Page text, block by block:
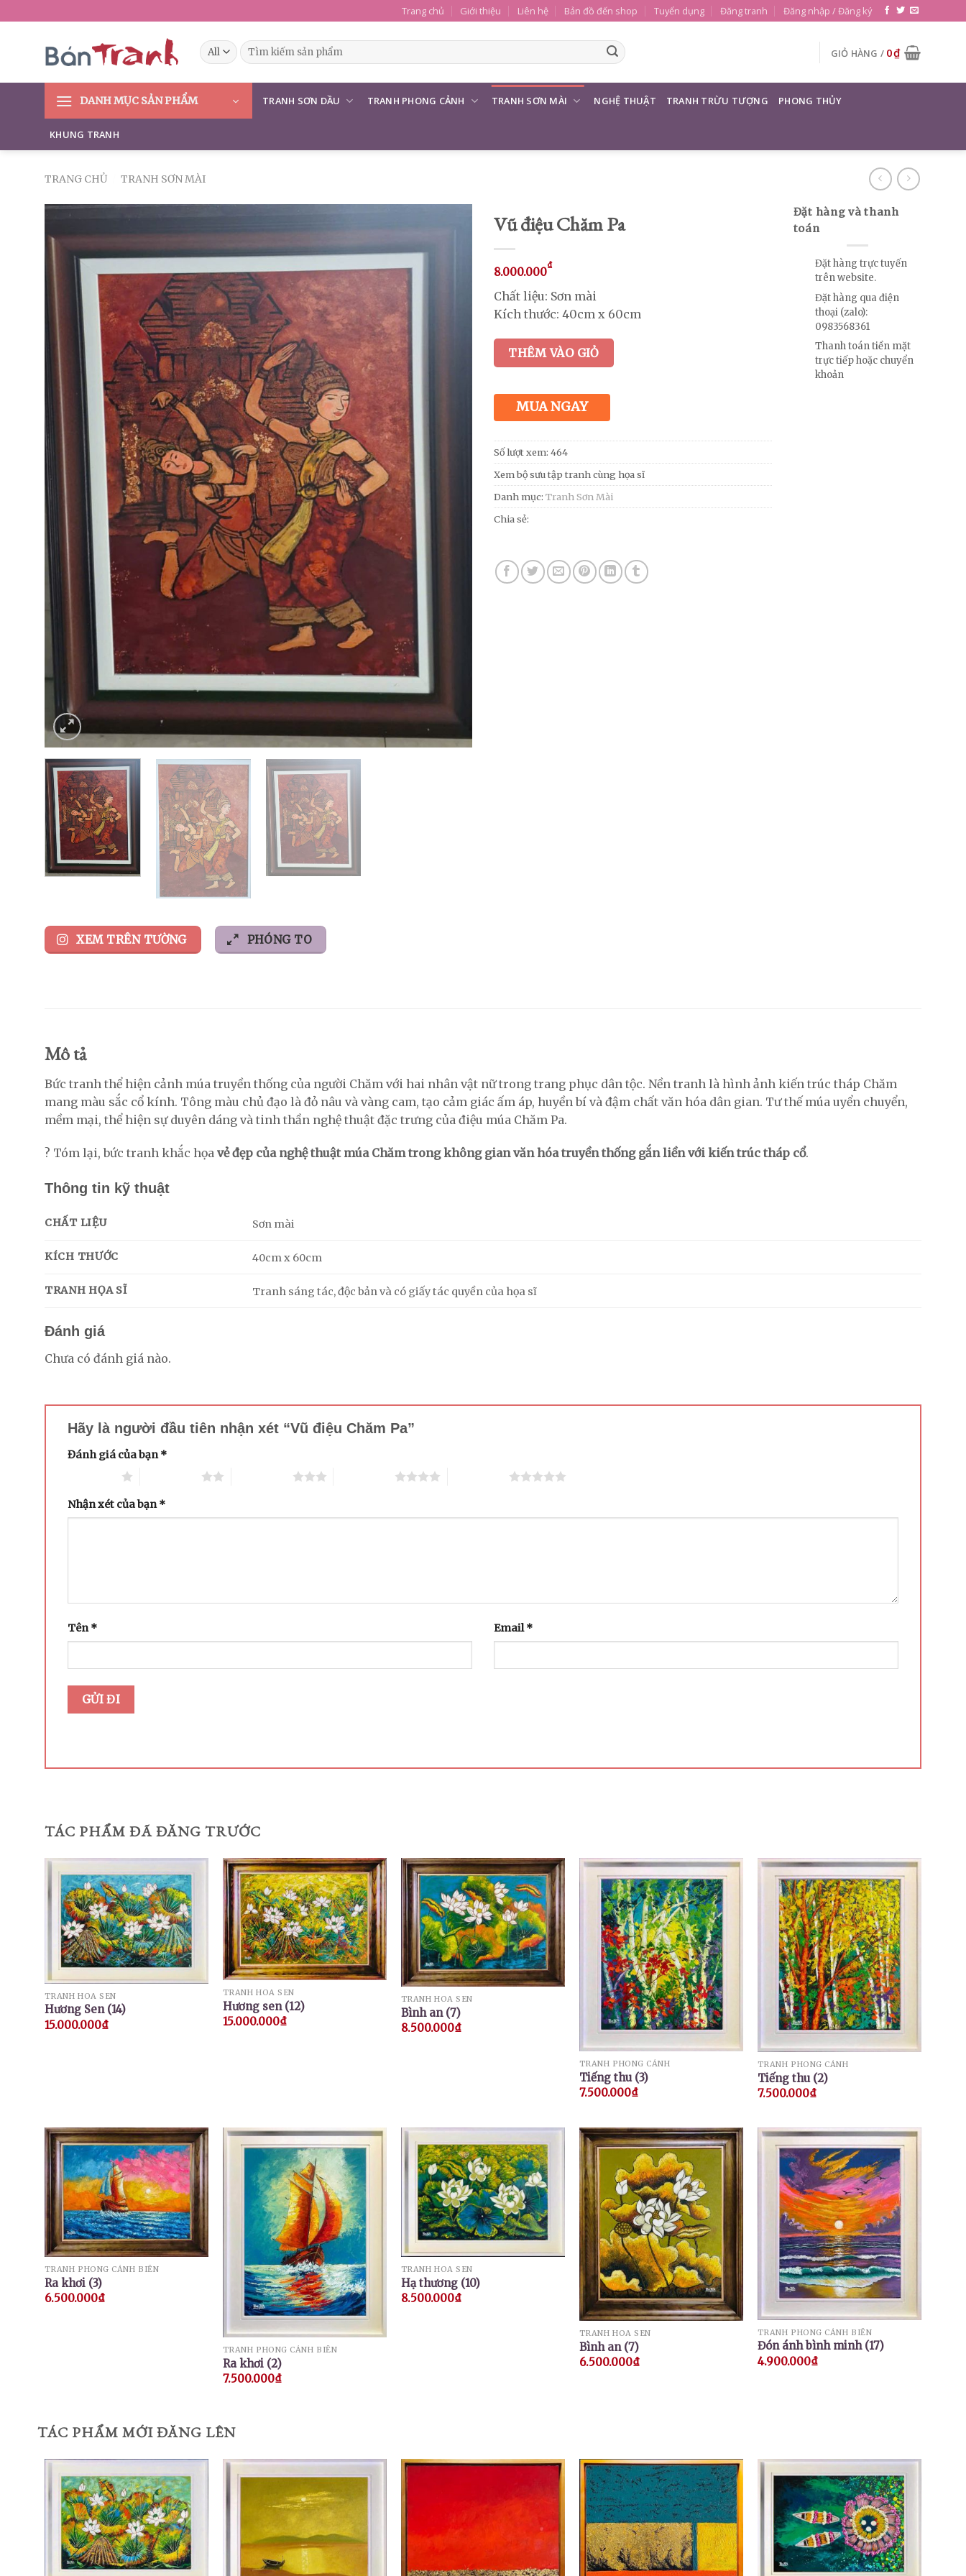
to
Trang chủ Giới thiệu Liên hệ Bản đồ đến shop Tuyển dụng Đăng tranh Đăng nhập / Đăng ký
Tìm
kiếm:
GIỎ HÀNG / 0₫
DANH MỤC SẢN PHẨM TRANH SƠN DẦU TRANH PHONG CẢNH TRANH SƠN MÀI NGHỆ THUẬT TRANH TRỪU TƯỢNG PHONG THỦY
KHUNG TRANH
TRANG CHỦ TRANH SƠN MÀI
XEM TRÊN TƯỜNG PHÓNG TO
Vũ điệu Chăm Pa
8.000.000₫
Chất liệu: Sơn mài
Kích thước: 40cm x 60cm
THÊM VÀO GIỎ
MUA NGAY
Số lượt xem: 464
Xem bộ sưu tập tranh cùng họa sĩ
Danh mục: Tranh Sơn Mài
Chia sẻ:
Đặt hàng và thanh
toán
Đặt hàng trực tuyến
trên website.
Đặt hàng qua điện
thoại (zalo):
0983568361
Thanh toán tiền mặt
trực tiếp hoặc chuyển
khoản
Mô tả
Bức tranh thể hiện cảnh múa truyền thống của người Chăm với hai nhân vật nữ trong trang phục dân tộc. Nền tranh là hình ảnh kiến trúc tháp Chăm
mang màu sắc cổ kính. Tông màu chủ đạo là đỏ nâu và vàng cam, tạo cảm giác ấm áp, huyền bí và đậm chất văn hóa dân gian. Tư thế múa uyển chuyển,
mềm mại, thể hiện sự duyên dáng và tinh thần nghệ thuật đặc trưng của điệu múa Chăm Pa.
? Tóm lại, bức tranh khắc họa vẻ đẹp của nghệ thuật múa Chăm trong không gian văn hóa truyền thống gắn liền với kiến trúc tháp cổ.
Thông tin kỹ thuật
CHẤT LIỆU Sơn mài
KÍCH THƯỚC 40cm x 60cm
TRANH HỌA SĨ Tranh sáng tác, độc bản và có giấy tác quyền của họa sĩ
Đánh giá
Chưa có đánh giá nào.
Hãy là người đầu tiên nhận xét “Vũ điệu Chăm Pa”
Đánh giá của bạn*
Nhận xét của bạn*
Tên* Email*
TÁC PHẨM ĐÃ ĐĂNG TRƯỚC
TRANH HOA SEN
Hương Sen (14)
15.000.000₫
TRANH HOA SEN
Hương sen (12)
15.000.000₫
TRANH HOA SEN
Bình an (7)
8.500.000₫
TRANH PHONG CẢNH
Tiếng thu (3)
7.500.000₫
TRANH PHONG CẢNH
Tiếng thu (2)
7.500.000₫
TRANH PHONG CẢNH BIỂN
Ra khơi (3)
6.500.000₫
TRANH PHONG CẢNH BIỂN
Ra khơi (2)
7.500.000₫
TRANH HOA SEN
Hạ thương (10)
8.500.000₫
TRANH HOA SEN
Bình an (7)
6.500.000₫
TRANH PHONG CẢNH BIỂN
Đón ánh bình minh (17)
4.900.000₫
TÁC PHẨM MỚI ĐĂNG LÊN